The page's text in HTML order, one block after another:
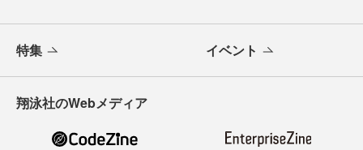
特集 イベント
翔泳社のWebメディア